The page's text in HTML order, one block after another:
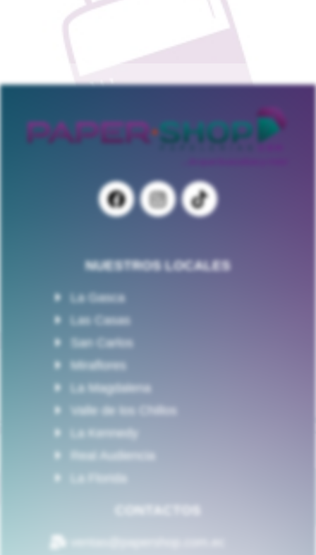
NUESTROS LOCALES
La Gasca
Las Casas
San Carlos
Miraflores
La Magdalena
Valle de los Chillos
La Kennedy
Real Audiencia
La Florida
CONTACTOS